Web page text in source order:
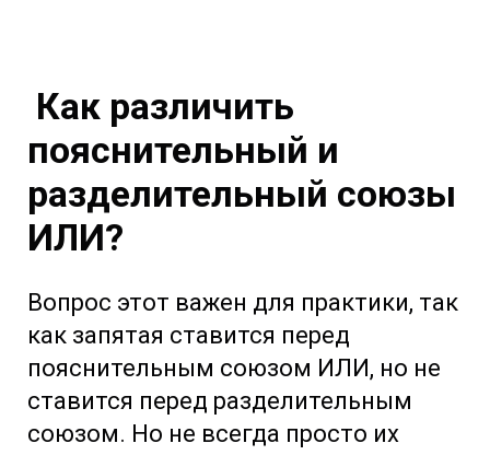
Как различить
пояснительный и
разделительный союзы
ИЛИ?
Вопрос этот важен для практики, так
как запятая ставится перед
пояснительным союзом ИЛИ, но не
ставится перед разделительным
союзом. Но не всегда просто их